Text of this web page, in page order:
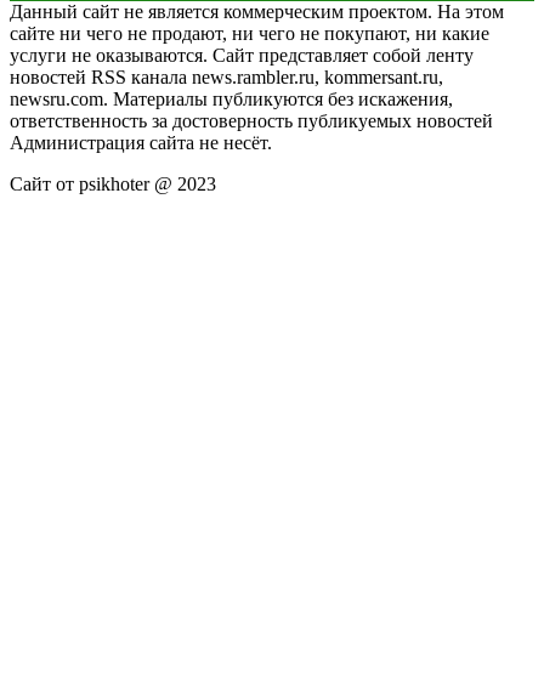
Данный сайт не является коммерческим проектом. На этом
сайте ни чего не продают, ни чего не покупают, ни какие
услуги не оказываются. Сайт представляет собой ленту
новостей RSS канала news.rambler.ru, kommersant.ru,
newsru.com. Материалы публикуются без искажения,
ответственность за достоверность публикуемых новостей
Администрация сайта не несёт.
Сайт от psikhoter @ 2023